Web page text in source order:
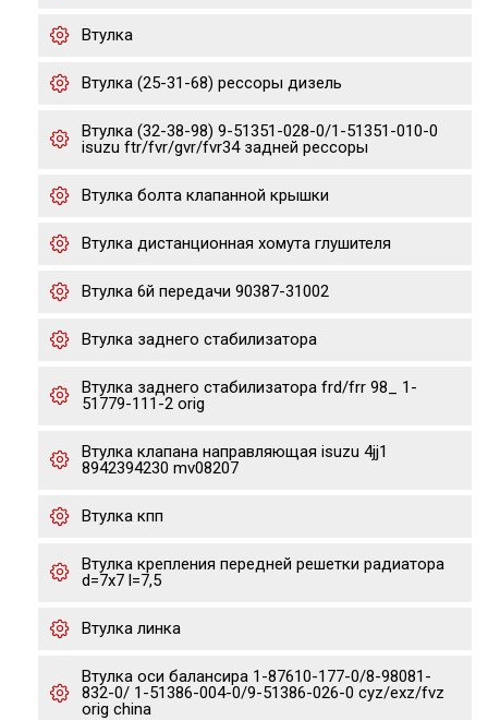
Втулка
Втулка (25-31-68) рессоры дизель
Втулка (32-38-98) 9-51351-028-0/1-51351-010-0
isuzu ftr/fvr/gvr/fvr34 задней рессоры
Втулка болта клапанной крышки
Втулка дистанционная хомута глушителя
Втулка 6й передачи 90387-31002
Втулка заднего стабилизатора
Втулка заднего стабилизатора frd/frr 98_ 1-
51779-111-2 orig
Втулка клапана направляющая isuzu 4jj1
8942394230 mv08207
Втулка кпп
Втулка крепления передней решетки радиатора
d=7x7 l=7,5
Втулка линка
Втулка оси балансира 1-87610-177-0/8-98081-
832-0/ 1-51386-004-0/9-51386-026-0 cyz/exz/fvz
orig china